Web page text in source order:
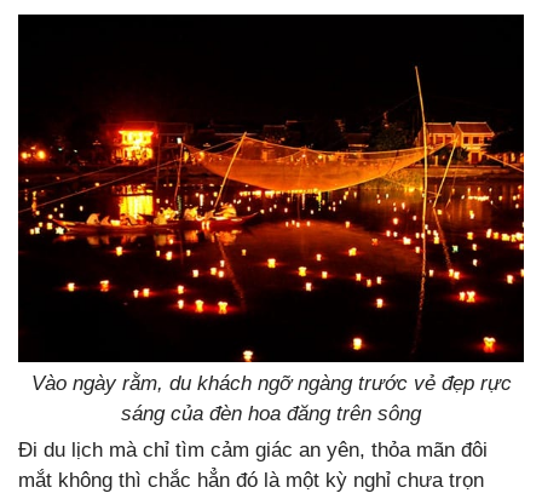
Vào ngày rằm, du khách ngỡ ngàng trước vẻ đẹp rực
sáng của đèn hoa đăng trên sông
Đi du lịch mà chỉ tìm cảm giác an yên, thỏa mãn đôi
mắt không thì chắc hẳn đó là một kỳ nghỉ chưa trọn